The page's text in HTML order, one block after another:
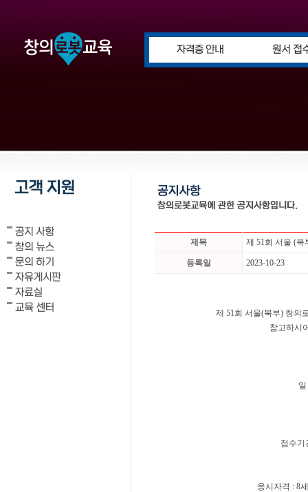
제목 제 51회 서울 (
등록일 2023-10-23
제 51회 서울(북부) 창의
참고하시
접수기
응시자격 : 8